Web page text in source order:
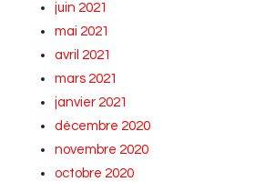
juin 2021
mai 2021
avril 2021
mars 2021
janvier 2021
décembre 2020
novembre 2020
octobre 2020